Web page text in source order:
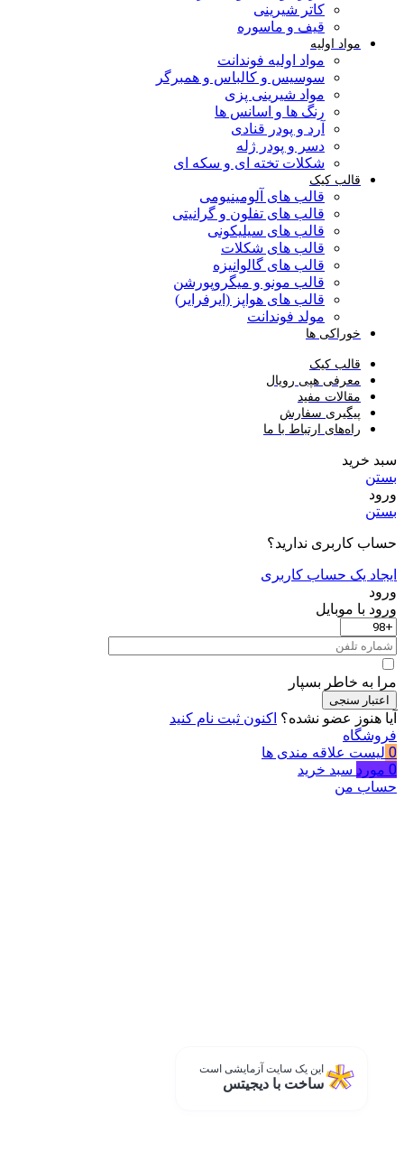
کاتر شیرینی
قیف و ماسوره
مواد اولیه
مواد اولیه فوندانت
سوسیس و کالباس و همبرگر
مواد شیرینی پزی
رنگ ها و اسانس ها
آرد و پودر قنادی
دسر و پودر ژله
شکلات تخته ای و سکه ای
قالب کیک
قالب های آلومینیومی
قالب های تفلون و گرانیتی
قالب های سیلیکونی
قالب های شکلات
قالب های گالوانیزه
قالب مونو و میگروپورشن
قالب های هواپز (ایرفرایر)
مولد فوندانت
خوراکی ها
قالب کیک
معرفی هپی رویال
مقالات مفید
پیگیری سفارش
راه‌های ارتباط با ما
سبد خرید
بستن
ورود
بستن
حساب کاربری ندارید؟
ایجاد یک حساب کاربری
ورود
ورود با موبایل
مرا به خاطر بسپار
اعتبار سنجی
آیا هنوز عضو نشده؟ اکنون ثبت نام کنید
این یک سایت آزمایشی است
ساخت با دیجیتس
فروشگاه
0 لیست علاقه مندی ها
0 مورد سبد خرید
حساب من